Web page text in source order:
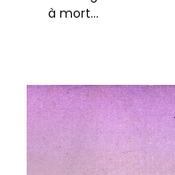
à mort...